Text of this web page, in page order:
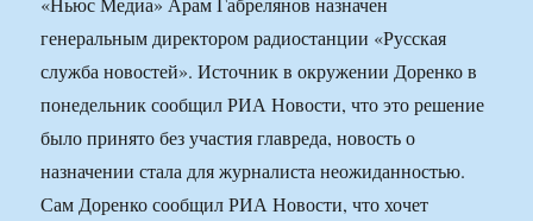
генеральным директором радиостанции «Русская
служба новостей». Источник в окружении Доренко в
понедельник сообщил РИА Новости, что это решение
было принято без участия главреда, новость о
назначении стала для журналиста неожиданностью.
Сам Доренко сообщил РИА Новости, что хочет